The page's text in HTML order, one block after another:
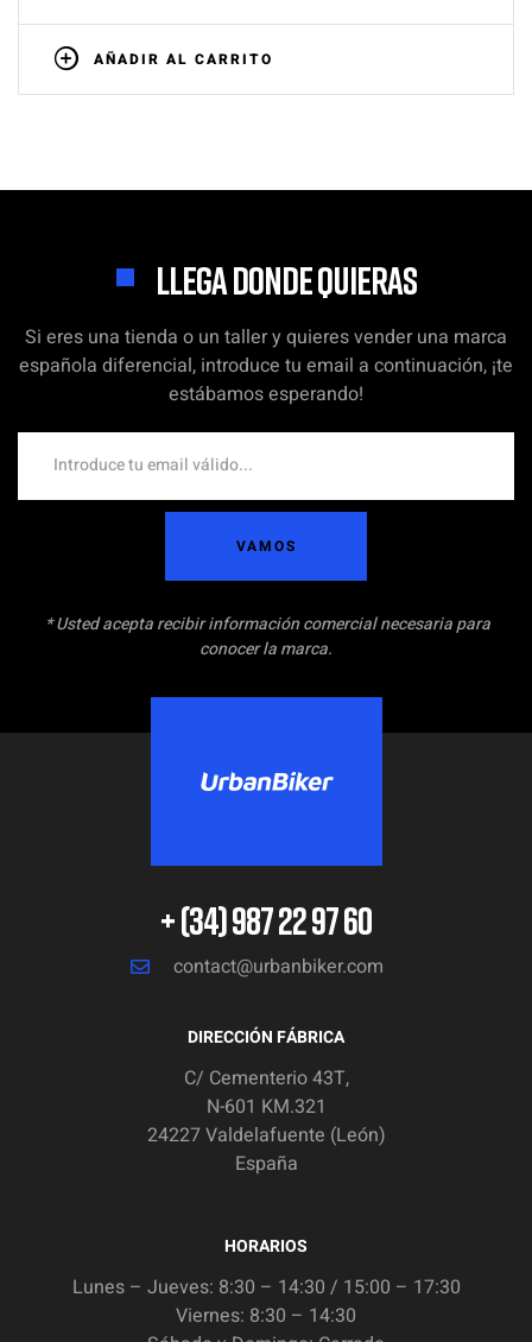
AÑADIR AL CARRITO
LLEGA DONDE QUIERAS
Si eres una tienda o un taller y quieres vender una marca
española diferencial, introduce tu email a continuación, ¡te
estábamos esperando!
VAMOS
* Usted acepta recibir información comercial necesaria para
conocer la marca.
+ (34) 987 22 97 60
contact@urbanbiker.com
DIRECCIÓN FÁBRICA
C/ Cementerio 43T,
N-601 KM.321
24227 Valdelafuente (León)
España
HORARIOS
Lunes – Jueves: 8:30 – 14:30 / 15:00 – 17:30
Viernes: 8:30 – 14:30